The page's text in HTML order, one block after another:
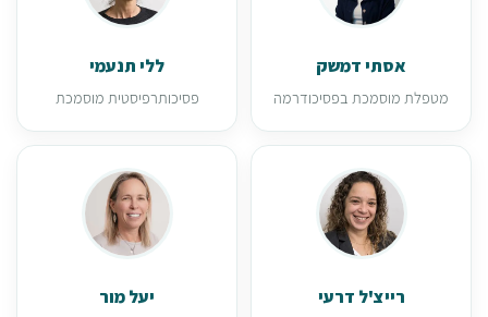
אסתי דמשק
מטפלת מוסמכת בפסיכודרמה
ללי תנעמי
פסיכותרפיסטית מוסמכת
רייצ'ל דרעי יעל מור